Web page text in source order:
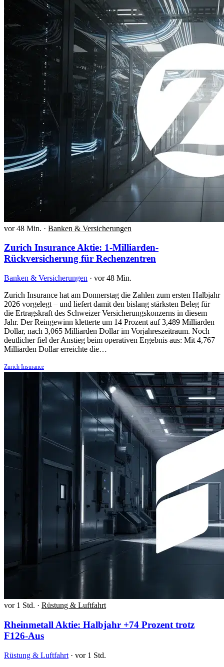
vor 48 Min. · Banken & Versicherungen
Zurich Insurance Aktie: 1-Milliarden-
Rückversicherung für Rechenzentren
Banken & Versicherungen · vor 48 Min.
Zurich Insurance hat am Donnerstag die Zahlen zum ersten Halbjahr
2026 vorgelegt – und liefert damit den bislang stärksten Beleg für
die Ertragskraft des Schweizer Versicherungskonzerns in diesem
Jahr. Der Reingewinn kletterte um 14 Prozent auf 3,489 Milliarden
Dollar, nach 3,065 Milliarden Dollar im Vorjahreszeitraum. Noch
deutlicher fiel der Anstieg beim operativen Ergebnis aus: Mit 4,767
Milliarden Dollar erreichte die…
Zurich Insurance
vor 1 Std. · Rüstung & Luftfahrt
Rheinmetall Aktie: Halbjahr +74 Prozent trotz
F126-Aus
Rüstung & Luftfahrt · vor 1 Std.